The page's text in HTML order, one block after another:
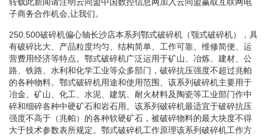
子商务合作机会,让我们。
250.500破碎机偏心轴长沙店本系列鄂式破碎机（颚式破碎机），具
有破碎比大、产品粒度均匀、结构简单、工作可靠、维修简便、运
营费用经济等特点。鄂式破碎机广泛运用于矿山、冶炼、建材、公
路、铁路、水利和化学工业等众多部门，破碎抗压强度不超过兆帕
的各种物料。鄂式破碎机用途和使用范围、该系列破碎机主要用于
冶金、矿山、化工、水泥、建筑、耐火材料及陶瓷等工业部门作中
碎和细碎各种中硬矿石和岩石用。该系列破碎机最适宜于破碎抗压
强度不高于（兆帕）的各种软硬矿石，被破碎物料的最大块度不得
大于技术参数表所规定。鄂式破碎机工作原理该系列破碎机工作方